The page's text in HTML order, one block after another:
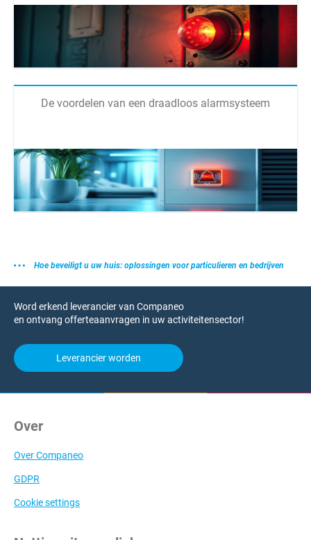
De voordelen van een draadloos alarmsysteem
Hoe beveiligt u uw huis: oplossingen voor particulieren en bedrijven
Word erkend leverancier van Companeo
en ontvang offerteaanvragen in uw activiteitensector!
Leverancier worden
Over
Over Companeo
GDPR
Cookie settings